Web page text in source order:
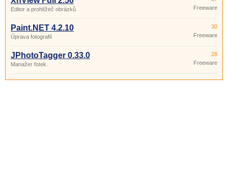
Editor a prohlížeč obrázků
Freeware
Paint.NET 4.2.10
Úprava fotografií
30
Freeware
JPhotoTagger 0.33.0
Manažer fotek.
28
Freeware